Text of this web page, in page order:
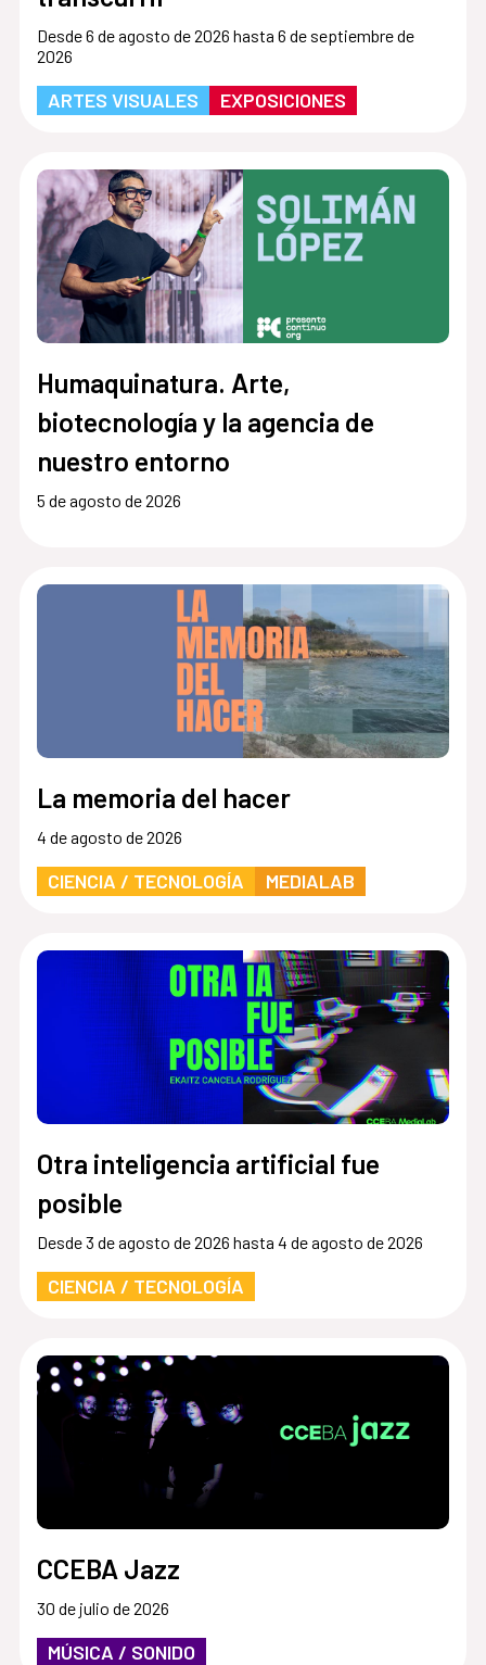
Desde 6 de agosto de 2026 hasta 6 de septiembre de
2026
ARTES VISUALES EXPOSICIONES
Humaquinatura. Arte,
biotecnología y la agencia de
nuestro entorno
5 de agosto de 2026
La memoria del hacer
4 de agosto de 2026
CIENCIA / TECNOLOGÍA MEDIALAB
Otra inteligencia artificial fue
posible
Desde 3 de agosto de 2026 hasta 4 de agosto de 2026
CIENCIA / TECNOLOGÍA
CCEBA Jazz
30 de julio de 2026
MÚSICA / SONIDO